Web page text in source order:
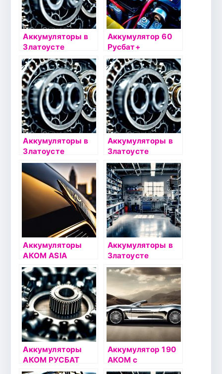
Аккумуляторы в
Златоусте
Аккумулятор 60
Русбат+
Аккумуляторы в
Златоусте
Аккумуляторы в
Златоусте
Аккумуляторы
АКОМ ASIA
Аккумуляторы в
Златоусте
Аккумуляторы
АКОМ РУСБАТ
Аккумулятор 190
АКОМ с
переходниками п/